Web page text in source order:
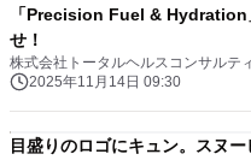
「Precision Fuel & Hydration
せ！
株式会社トータルヘルスコンサルテ
2025年11月14日 09:30
目盛りのロゴにキュン。スヌ